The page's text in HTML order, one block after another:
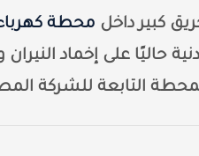
كبير داخل محطة
حاليًا على إخماد
التابعة للشركة